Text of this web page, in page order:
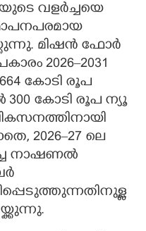
വളർച്ചയെ
മിഷൻ ഫോർ
2026–2031
കോടി രൂപ
300 കോടി രൂപ ന്യൂ
2026–27 ലെ
നാഷണൽ